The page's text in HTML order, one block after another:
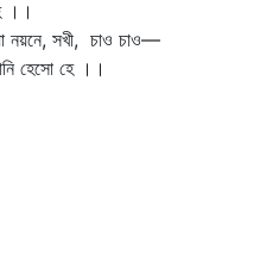
।।
সখী, চাও চাও—
হেসো হে ।।